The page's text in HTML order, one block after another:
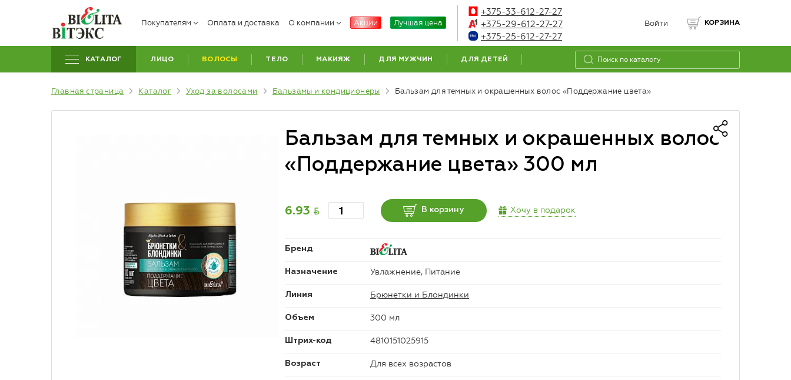
Покупателям Оплата и доставка О компании Акции Лучшая цена
+375-33-612-27-27
+375-29-612-27-27
+375-25-612-27-27
Войти КОРЗИНА
КАТАЛОГ ЛИЦО ВОЛОСЫ ТЕЛО МАКИЯЖ ДЛЯ МУЖЧИН ДЛЯ ДЕТЕЙ
Главная страница Каталог Уход за волосами Бальзамы и кондиционеры Бальзам для темных и окрашенных волос «Поддержание цвета»
Бальзам для темных и окрашенных волос
«Поддержание цвета» 300 мл
6.93 BYN В корзину Хочу в подарок
Бренд
Назначение Увлажнение, Питание
Линия Брюнетки и Блондинки
Объем 300 мл
Штрих-код 4810151025915
Возраст Для всех возрастов